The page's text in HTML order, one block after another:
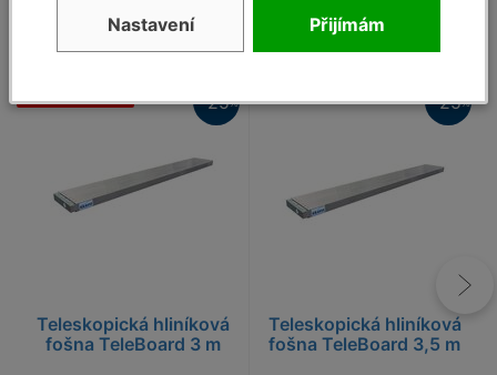
Příslušenství
Teleskopická hliníková
fošna TeleBoard 3 m
- 25%
Teleskopická hliníková
fošna TeleBoard 3,5 m
- 25%
Nastavení Přijímám